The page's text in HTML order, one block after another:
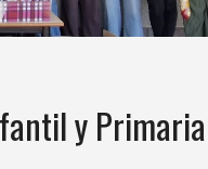
y Primaria